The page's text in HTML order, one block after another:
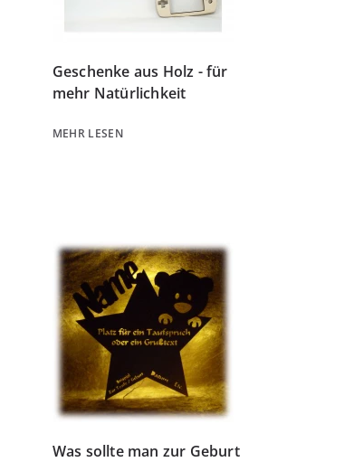
Geschenke aus Holz - für
mehr Natürlichkeit
MEHR LESEN
Was sollte man zur Geburt